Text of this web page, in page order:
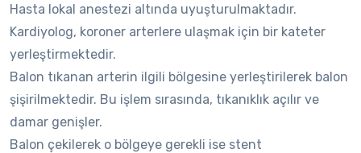
Hasta lokal anestezi altında uyuşturulmaktadır.
Kardiyolog, koroner arterlere ulaşmak için bir kateter
yerleştirmektedir.
Balon tıkanan arterin ilgili bölgesine yerleştirilerek balon
şişirilmektedir. Bu işlem sırasında, tıkanıklık açılır ve
damar genişler.
Balon çekilerek o bölgeye gerekli ise stent